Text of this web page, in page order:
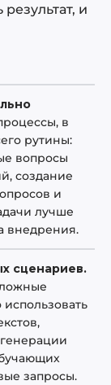
и
в
рутины:
вопросы
создание
и
лучше
внедрения.
сценариев.
запросы.